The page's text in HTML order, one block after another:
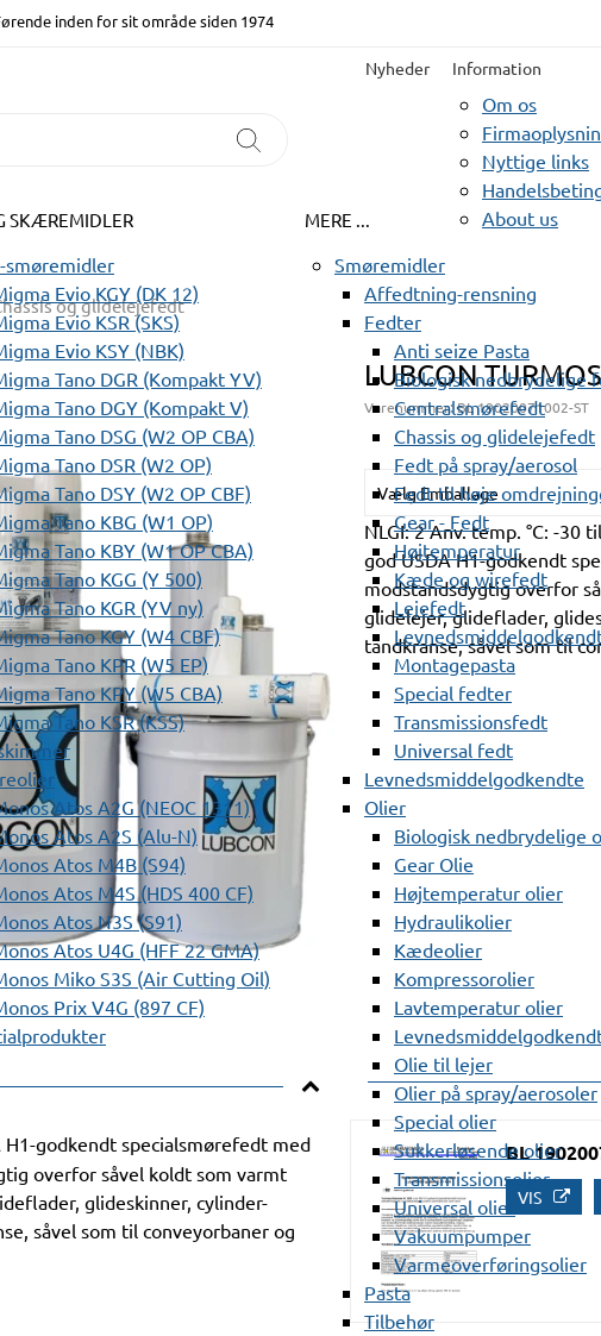
inden for sit område siden 1974
Nyheder Information
Om os
Nyttige links
About us
SKÆREMIDLER
smøremidler
Evio KGY (DK 12)
Evio KSR (SKS)
Evio KSY (NBK)
Tano DGR (Kompakt YV)
Tano DGY (Kompakt V)
Tano DSG (W2 OP CBA)
Tano DSR (W2 OP)
Tano DSY (W2 OP CBF)
Tano KBG (W1 OP)
Tano KBY (W1 OP CBA)
Tano KGG (Y 500)
Tano KGR (YV ny)
Tano KGY (W4 CBF)
Tano KPR (W5 EP)
Tano KPY (W5 CBA)
Tano KSR (KSS)
Atos A2G (NEOC 1311)
Atos A2S (Alu-N)
Atos M4B (S94)
Atos M4S (HDS 400 CF)
Atos N3S (S91)
Atos U4G (HFF 22 GMA)
Miko S3S (Air Cutting Oil)
Prix V4G (897 CF)
MERE ...
Smøremidler
Affedtning-rensning
Fedter
Anti seize Pasta
Biologisk nedbrydelige
Centralsmørefedt
Chassis og glidelejefedt
Fedt på spray/aerosol
Fedt til høje
Gear - Fedt
Højtemperatur
Kæde og wirefedt
Lejefedt
Montagepasta
Special fedter
Transmissionsfedt
Universal fedt
Levnedsmiddelgodkendte
Olier
Biologisk nedbrydelige
Gear Olie
Højtemperatur olier
Hydraulikolier
Kædeolier
Kompressorolier
Lavtemperatur olier
Olie til lejer
Olier på spray/aerosoler
Special olier
Sukkerløsende olier
Transmissionsolier
Universal olier
Vakuumpumper
Varmeoverføringsolier
Pasta
Tilbehør
og glidelejefedt
LUBCON
Varenummer:BL 19020071002-ST
Vælg Emballage
NLGI: 2 Anv. temp. °C: -30
god USDA H1-godkendt
modstandsdygtig overfor
glidelejer, glideflader,
tandkranse, såvel som til
H1-godkendt specialsmørefedt med
overfor såvel koldt som varmt
glideskinner, cylinder-
såvel som til conveyorbaner og
BL
VIS